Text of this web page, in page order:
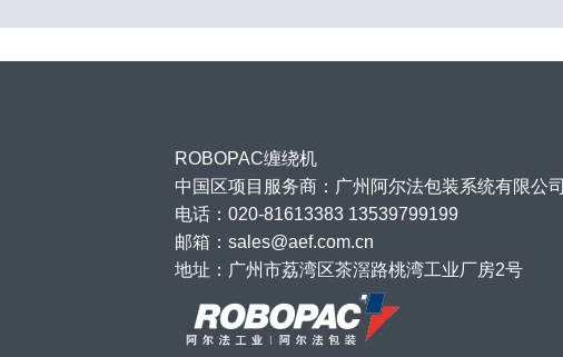
ROBOPAC缠绕机
中国区项目服务商：广州阿尔法包装系统有限公司
电话：020-81613383 13539799199
邮箱：sales@aef.com.cn
地址：广州市荔湾区茶滘路桃湾工业厂房2号